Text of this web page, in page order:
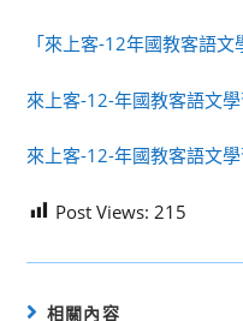
「來上客-12年國教客語文
來上客-12-年國教客語文
來上客-12-年國教客語文
Post Views: 215
相關內容